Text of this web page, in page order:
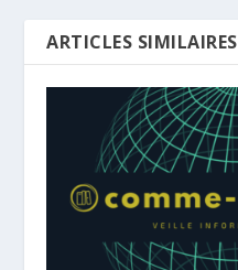
ARTICLES SIMILAIRES